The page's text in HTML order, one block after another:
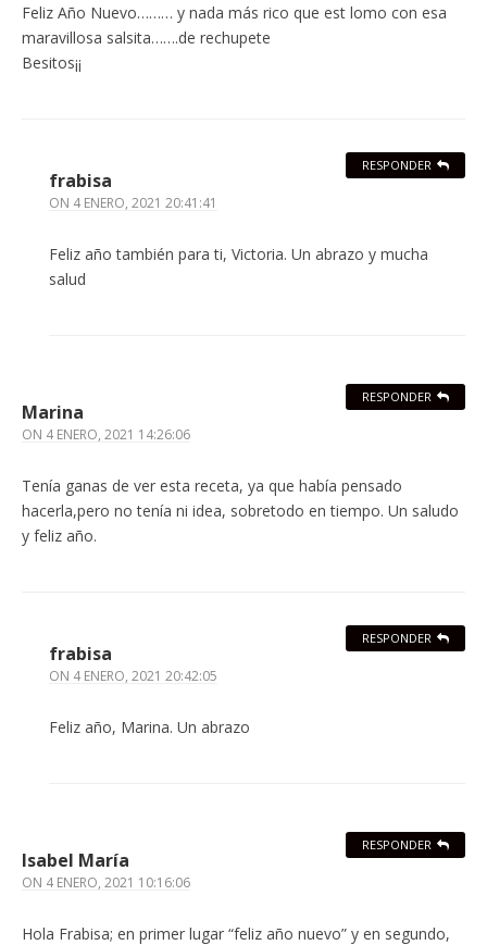
Feliz Año Nuevo……… y nada más rico que est lomo con esa
maravillosa salsita…….de rechupete
Besitos¡¡
frabisa
ON 4 ENERO, 2021 20:41:41
Feliz año también para ti, Victoria. Un abrazo y mucha
salud
RESPONDER
Marina
ON 4 ENERO, 2021 14:26:06
Tenía ganas de ver esta receta, ya que había pensado
hacerla,pero no tenía ni idea, sobretodo en tiempo. Un saludo
y feliz año.
RESPONDER
frabisa
ON 4 ENERO, 2021 20:42:05
Feliz año, Marina. Un abrazo
RESPONDER
Isabel María
ON 4 ENERO, 2021 10:16:06
Hola Frabisa; en primer lugar “feliz año nuevo” y en segundo,
RESPONDER